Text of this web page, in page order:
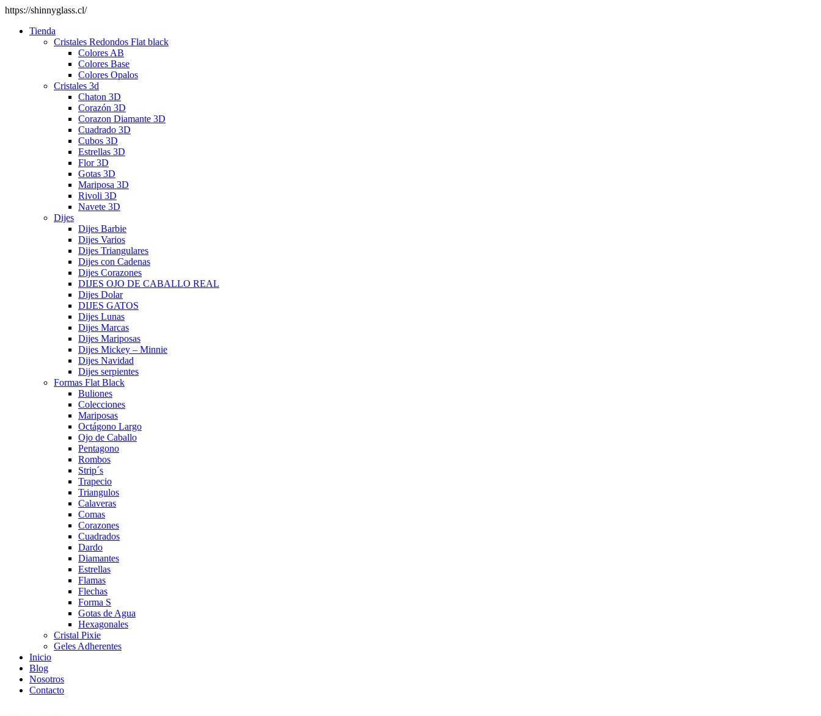
https://shinnyglass.cl/
Tienda
Cristales Redondos Flat black
Colores AB
Colores Base
Colores Opalos
Cristales 3d
Chaton 3D
Corazón 3D
Corazon Diamante 3D
Cuadrado 3D
Cubos 3D
Estrellas 3D
Flor 3D
Gotas 3D
Mariposa 3D
Rivoli 3D
Navete 3D
Dijes
Dijes Barbie
Dijes Varios
Dijes Triangulares
Dijes con Cadenas
Dijes Corazones
DIJES OJO DE CABALLO REAL
Dijes Dolar
DIJES GATOS
Dijes Lunas
Dijes Marcas
Dijes Mariposas
Dijes Mickey – Minnie
Dijes Navidad
Dijes serpientes
Formas Flat Black
Buliones
Colecciones
Mariposas
Octágono Largo
Ojo de Caballo
Pentagono
Rombos
Strip´s
Trapecio
Triangulos
Calaveras
Comas
Corazones
Cuadrados
Dardo
Diamantes
Estrellas
Flamas
Flechas
Forma S
Gotas de Agua
Hexagonales
Cristal Pixie
Geles Adherentes
Inicio
Blog
Nosotros
Contacto